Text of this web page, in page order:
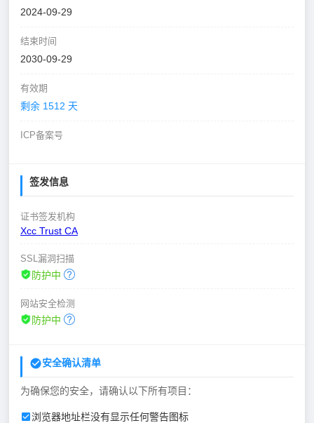
2024-09-29
结束时间
2030-09-29
有效期
剩余 1512 天
ICP备案号
签发信息
证书签发机构
Xcc Trust CA
SSL漏洞扫描
防护中
网站安全检测
防护中
安全确认清单
为确保您的安全，请确认以下所有项目：
浏览器地址栏没有显示任何警告图标